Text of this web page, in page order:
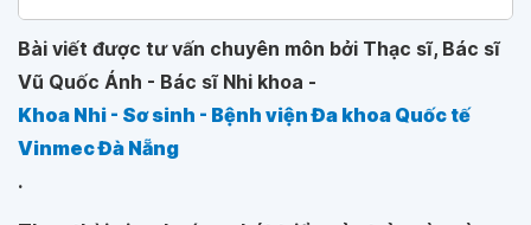
Bài viết được tư vấn chuyên môn bởi Thạc sĩ, Bác sĩ
Vũ Quốc Ánh - Bác sĩ Nhi khoa -
Khoa Nhi - Sơ sinh - Bệnh viện Đa khoa Quốc tế
Vinmec Đà Nẵng
.